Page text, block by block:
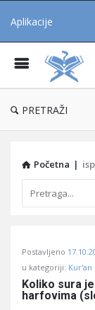
Aplikacije
PRETRAŽI
Početna |
Učene
Latest
Postavljeno
u kategoriji: Kur'an
Koliko sura
harfovima